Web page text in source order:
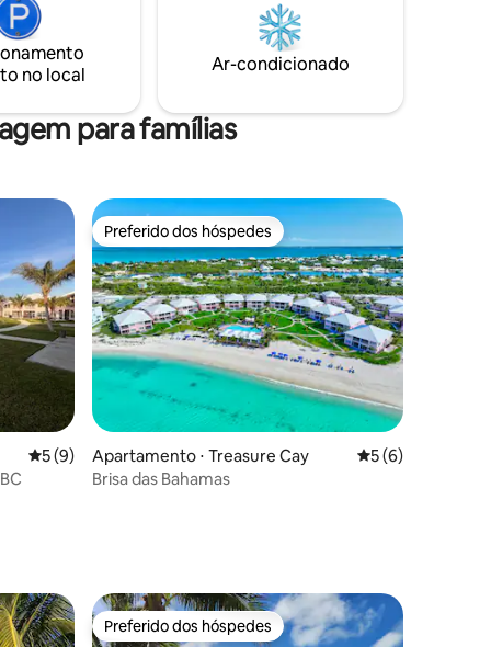
no local
Ar-condicionado
para famílias
5 de uma avaliação média de 5, 9 avaliações
5 (9)
Preferido dos hóspedes
Preferido dos hóspedes
Apartamento ⋅ Treasure Cay 5 de uma
5 (6)
Brisa das Bahamas
hóspedes Preferido dos hóspedes
Preferido dos hóspedes